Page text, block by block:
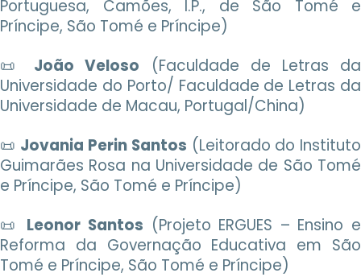
Portuguesa, Camões, I.P., de São Tomé e
Príncipe, São Tomé e Príncipe)
📜 João Veloso (Faculdade de Letras da
Universidade do Porto/ Faculdade de Letras da
Universidade de Macau, Portugal/China)
📜 Jovania Perin Santos (Leitorado do Instituto
Guimarães Rosa na Universidade de São Tomé
e Príncipe, São Tomé e Príncipe)
📜 Leonor Santos (Projeto ERGUES – Ensino e
Reforma da Governação Educativa em São
Tomé e Príncipe, São Tomé e Príncipe)